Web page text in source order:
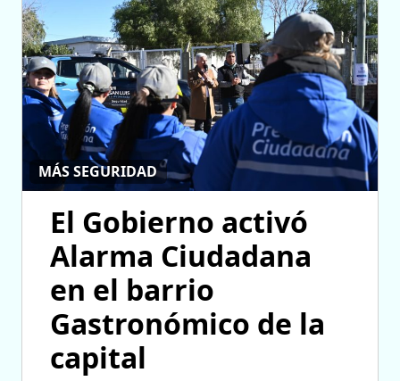
MÁS SEGURIDAD
El Gobierno activó
Alarma Ciudadana
en el barrio
Gastronómico de la
capital